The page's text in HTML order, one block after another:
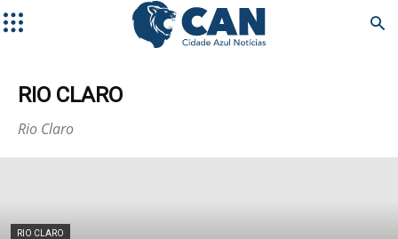
RIO CLARO
Rio Claro
RIO CLARO